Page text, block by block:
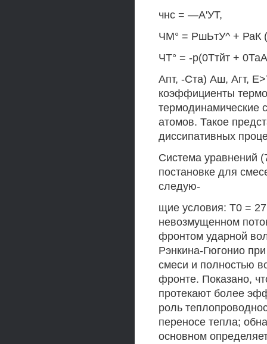
чнс = —А'УТ,
ЧМ° = РшЬтУ^ + РаК
ЧТ° = -р(0Ттйт +
Апт, -Ста) Аш, Агт,
коэффициенты
термодинамические
атомов. Такое
диссипативных
Система уравнений
постановке для
следую-
щие условия: Т0 =
невозмущенном
фронтом ударной
Рэнкина-Гюгонио
смеси и полностью
фронте. Показано,
протекают более
роль
переносе тепла;
основном